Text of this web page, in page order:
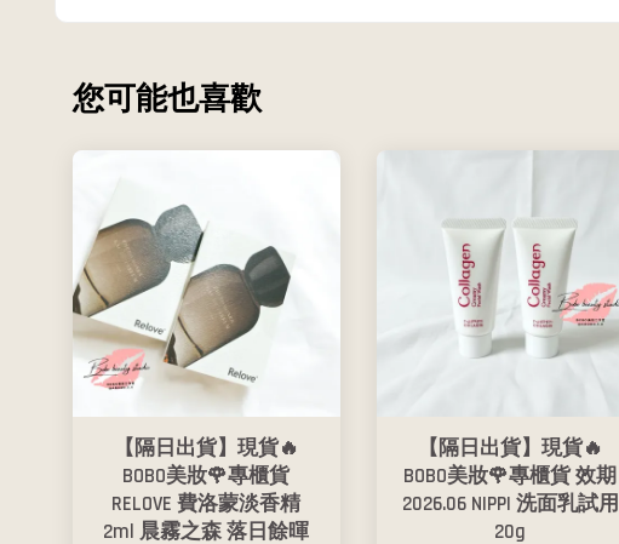
您可能也喜歡
【隔日出貨】現貨🔥
BOBO美妝🌹專櫃貨
RELOVE 費洛蒙淡香精
2ml 晨霧之森 落日餘暉
【隔日出貨】現貨🔥
BOBO美妝🌹專櫃貨 效期
2026.06 NIPPI 洗面乳試用
20g